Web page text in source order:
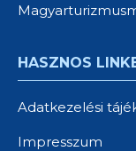
HASZNOS
Adatkezelési
Impresszum